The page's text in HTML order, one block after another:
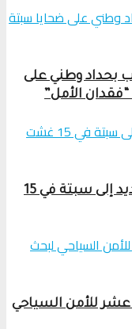
بحداد وطني على
الأمل”
دعوات رقمية تحشد لعبور جماعي جديد إلى سبتة في 15
للأمن السياحي